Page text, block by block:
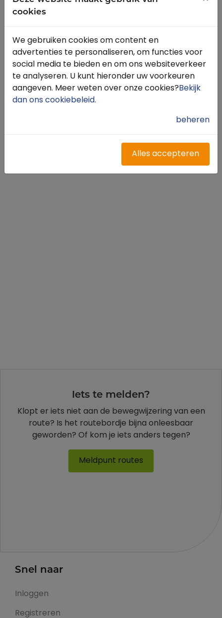
Iets te melden?
Klopt er iets niet aan de bewegwijzering van een
route? Is het routebordje bijna onleesbaar
geworden? Of kom je iets anders tegen?
Meldpunt routes
Snel naar
Inloggen
Registreren
cookies
We gebruiken cookies om content en
advertenties te personaliseren, om functies voor
social media te bieden en om ons websiteverkeer
te analyseren. U kunt hieronder uw voorkeuren
aangeven. Meer weten over onze cookies? Bekijk
dan ons cookiebeleid.
beheren
Alles accepteren